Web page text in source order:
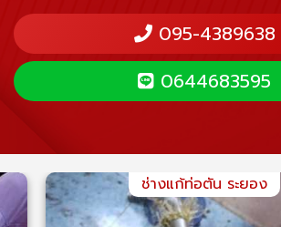
095-4389638
0644683595
ช่างแก้ท่อตัน ระยอง